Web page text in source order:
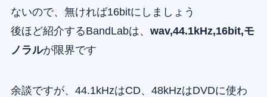
ないので、無ければ16bitにしましょう
後ほど紹介するBandLabは、 wav,44.1kHz,16bit,モ
ノラルが限界です
余談ですが、44.1kHzはCD、48kHzはDVDに使わ